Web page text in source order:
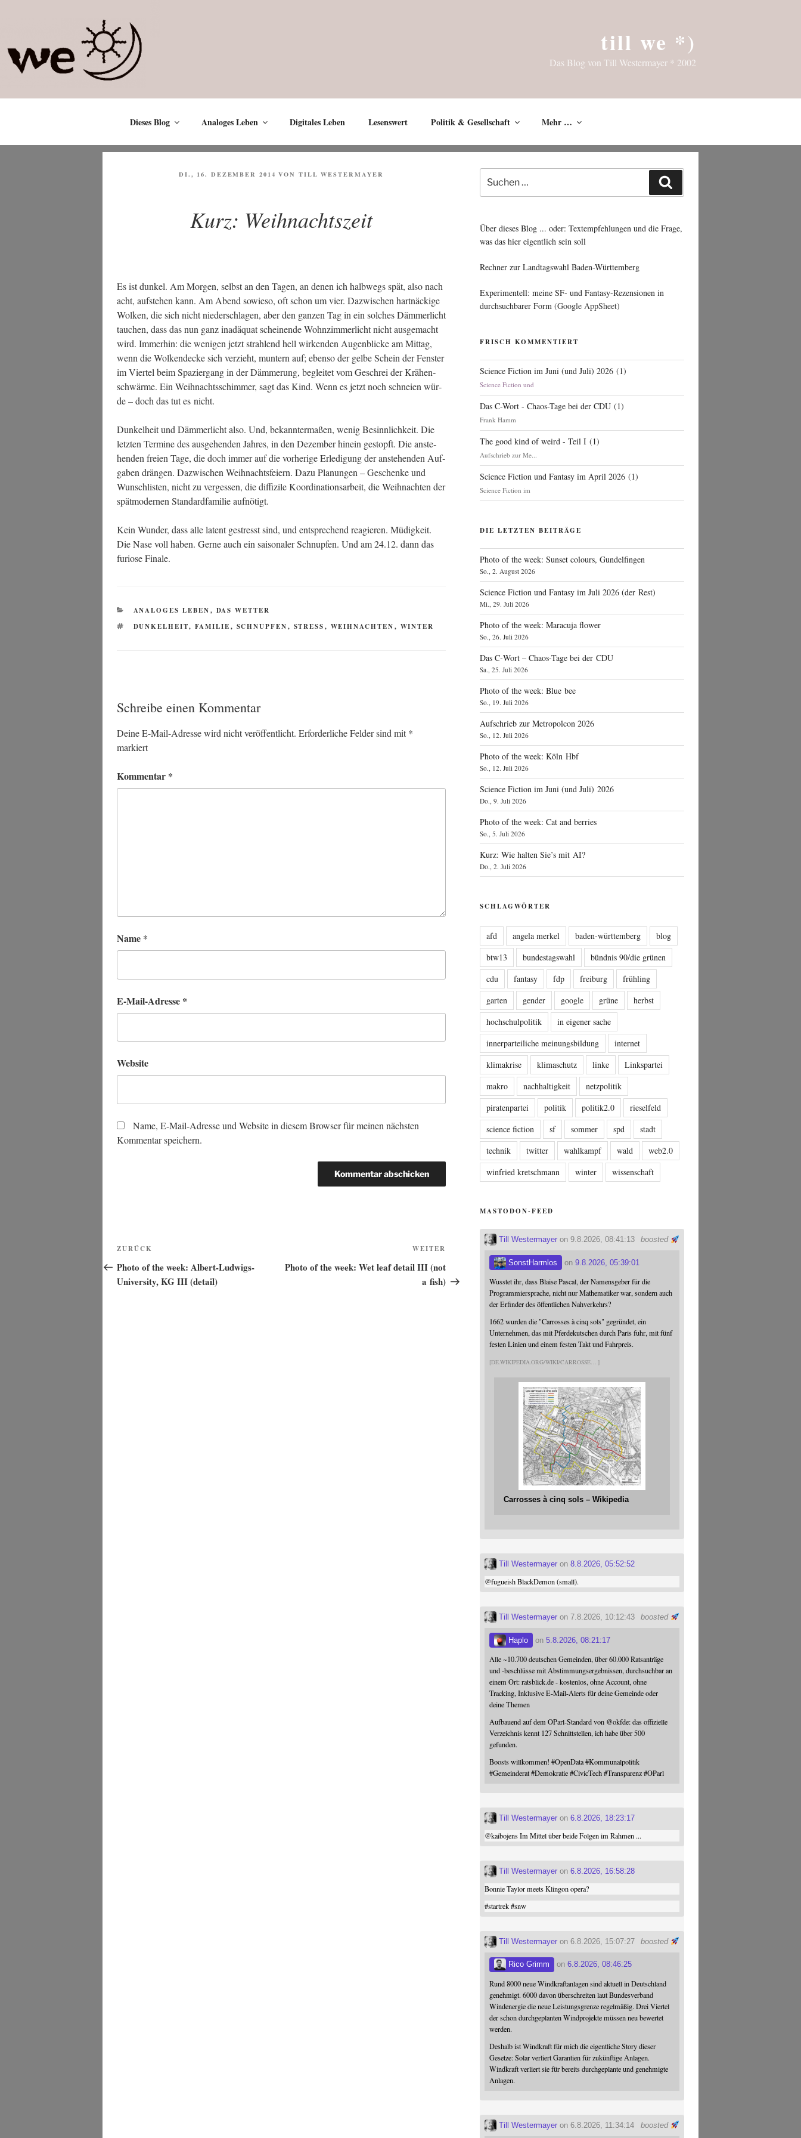
till we *)
Das Blog von Till Westermayer * 2002
Dieses Blog Analoges Leben Digitales Leben Lesenswert Politik & Gesellschaft Mehr …
VERÖFFENTLICHT
DI., 16. DEZEMBER 2014 VON TILL WESTERMAYER
Kurz: Weihnachtszeit
Es ist dun­kel. Am Mor­gen, selbst an den Tagen, an denen ich halb­wegs spät, also nach
acht, auf­ste­hen kann. Am Abend sowie­so, oft schon um vier. Dazwi­schen hart­nä­cki­ge
Wol­ken, die sich nicht nie­der­schla­gen, aber den gan­zen Tag in ein sol­ches Däm­mer­licht
tau­chen, dass das nun ganz inad­äquat schei­nen­de Wohn­zim­mer­licht nicht aus­ge­macht
wird. Immer­hin: die weni­gen jetzt strah­lend hell wir­ken­den Augen­bli­cke am Mit­tag,
wenn die Wol­ken­de­cke sich ver­zieht, mun­tern auf; eben­so der gel­be Schein der Fens­ter
im Vier­tel beim Spa­zier­gang in der Däm­me­rung, beglei­tet vom Geschrei der Krä­hen­
schwär­me. Ein Weih­nachts­schim­mer, sagt das Kind. Wenn es jetzt noch schnei­en wür­
de – doch das tut es nicht.
Dun­kel­heit und Däm­mer­licht also. Und, bekann­ter­ma­ßen, wenig Besinn­lich­keit. Die
letz­ten Ter­mi­ne des aus­ge­hen­den Jah­res, in den Dezem­ber hin­ein gestopft. Die anste­
hen­den frei­en Tage, die doch immer auf die vor­he­ri­ge Erle­di­gung der anste­hen­den Auf­
ga­ben drän­gen. Dazwi­schen Weih­nachts­fei­ern. Dazu Pla­nun­gen – Geschen­ke und
Wunsch­lis­ten, nicht zu ver­ges­sen, die dif­fi­zi­le Koor­di­na­ti­ons­ar­beit, die Weih­nach­ten der
spät­mo­der­nen Stan­dard­fa­mi­lie aufnötigt.
Kein Wun­der, dass alle latent gestresst sind, und ent­spre­chend reagie­ren. Müdig­keit.
Die Nase voll haben. Ger­ne auch ein sai­so­na­ler Schnup­fen. Und am 24.12. dann das
furio­se Finale.
KATEGORIEN
ANALOGES LEBEN, DAS WETTER
SCHLAGWÖRTER
DUNKELHEIT, FAMILIE, SCHNUPFEN, STRESS, WEIHNACHTEN, WINTER
Schreibe einen Kommentar
Deine E-Mail-Adresse wird nicht veröffentlicht. Erforderliche Felder sind mit*
markiert
Kommentar *
Name *
E-Mail-Adresse *
Website
Name, E-Mail-Adresse und Website in diesem Browser für meinen nächsten
Kommentar speichern.
Beitragsnavigation
Vorheriger
Beitrag
ZURÜCK
Photo of the week: Albert-Ludwigs-
University, KG III (detail)
Beitrag
WEITER
Photo of the week: Wet leaf detail III (not
a fish)
nach:
Über dieses Blog ... oder: Textempfehlungen und die Frage,
was das hier eigentlich sein soll
Rechner zur Landtagswahl Baden-Württemberg
Experimentell: meine SF- und Fantasy-Rezensionen in
durchsuchbarer Form (Google AppSheet)
FRISCH KOMMENTIERT
Science Fiction im Juni (und Juli) 2026 (1)
Science Fiction und
Das C-Wort - Chaos-Tage bei der CDU (1)
Frank Hamm
The good kind of weird - Teil I (1)
Aufschrieb zur Me...
Science Fiction und Fantasy im April 2026 (1)
Science Fiction im
DIE LETZTEN BEITRÄGE
Photo of the week: Sunset colours, Gundelfingen
So., 2. August 2026
Science Fiction und Fantasy im Juli 2026 (der Rest)
Mi., 29. Juli 2026
Photo of the week: Maracuja flower
So., 26. Juli 2026
Das C‑Wort – Chaos-Tage bei der CDU
Sa., 25. Juli 2026
Photo of the week: Blue bee
So., 19. Juli 2026
Aufschrieb zur Metropolcon 2026
So., 12. Juli 2026
Photo of the week: Köln Hbf
So., 12. Juli 2026
Science Fiction im Juni (und Juli) 2026
Do., 9. Juli 2026
Photo of the week: Cat and berries
So., 5. Juli 2026
Kurz: Wie halten Sie’s mit AI?
Do., 2. Juli 2026
SCHLAGWÖRTER
afd angela merkel baden-württemberg
blog
btw13
bundestagswahl
bündnis 90/die grünen
cdu
fantasy fdp freiburg
frühling
garten
gender google grüne
herbst
hochschulpolitik
in eigener sache
innerparteiliche meinungsbildung
internet
klimakrise
klimaschutz linke
Linkspartei
makro
nachhaltigkeit
netzpolitik
piratenpartei
politik politik2.0
rieselfeld
science fiction
sf sommer spd
stadt
technik
twitter wahlkampf wald
web2.0
winfried kretschmann
winter wissenschaft
MASTODON-FEED
boosted
Till Westermayer on 9.8.2026, 08:41:13
SonstHarmlos on9.8.2026, 05:39:01
Wusstet ihr, dass Blaise Pascal, der Namensgeber für die
Programmiersprache, nicht nur Mathematiker war, sondern auch
der Erfinder des öffentlichen Nahverkehrs?
1662 wurden die "Carrosses à cinq sols" gegründet, ein
Unternehmen, das mit Pferdekutschen durch Paris fuhr, mit fünf
festen Linien und einem festen Takt und Fahrpreis.
DE.WIKIPEDIA.ORG/WIKI/CARROSSE
Carrosses à cinq sols – Wikipedia
Till Westermayer on8.8.2026, 05:52:52
@fugueishBlackDemon (small).
boosted
Till Westermayer on 7.8.2026, 10:12:43
Haplo on5.8.2026, 08:21:17
Alle ~10.700 deutschen Gemeinden, über 60.000 Ratsanträge
und -beschlüsse mit Abstimmungsergebnissen, durchsuchbar an
einem Ort: ratsblick.de - kostenlos, ohne Account, ohne
Tracking, Inklusive E-Mail-Alerts für deine Gemeinde oder
deine Themen
Aufbauend auf dem OParl-Standard von @okfde: das offizielle
Verzeichnis kennt 127 Schnittstellen, ich habe über 500
gefunden.
Boosts willkommen!#OpenData #Kommunalpolitik
#Gemeinderat #Demokratie #CivicTech #Transparenz #OParl
Till Westermayer on6.8.2026, 18:23:17
@kaibojensIm Mittel über beide Folgen im Rahmen ...
Till Westermayer on6.8.2026, 16:58:28
Bonnie Taylor meets Klingon opera?
#startrek #snw
boosted
Till Westermayer on 6.8.2026, 15:07:27
Rico Grimm on6.8.2026, 08:46:25
Rund 8000 neue Windkraftanlagen sind aktuell in Deutschland
genehmigt. 6000 davon überschreiten laut Bundesverband
Windenergie die neue Leistungsgrenze regelmäßig. Drei Viertel
der schon durchgeplanten Windprojekte müssen neu bewertet
werden.
Deshalb ist Windkraft für mich die eigentliche Story dieser
Gesetze: Solar verliert Garantien für zukünftige Anlagen.
Windkraft verliert sie für bereits durchgeplante und genehmigte
Anlagen.
boosted
Till Westermayer on 6.8.2026, 11:34:14